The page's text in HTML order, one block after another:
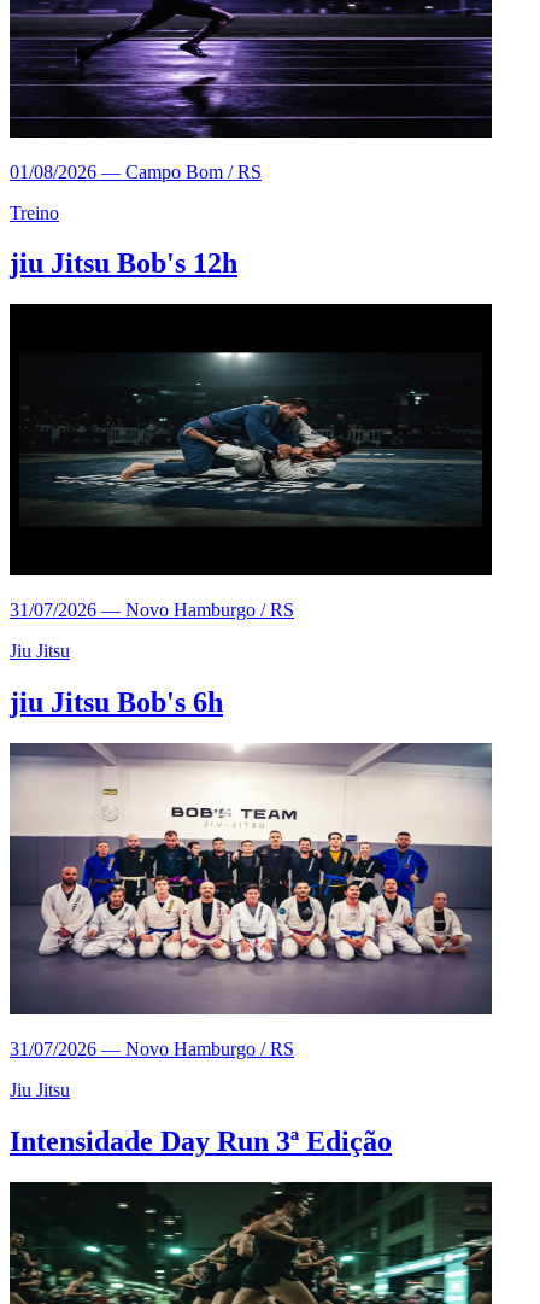
01/08/2026 — Campo Bom / RS
Treino
jiu Jitsu Bob's 12h
31/07/2026 — Novo Hamburgo / RS
Jiu Jitsu
jiu Jitsu Bob's 6h
31/07/2026 — Novo Hamburgo / RS
Jiu Jitsu
Intensidade Day Run 3ª Edição